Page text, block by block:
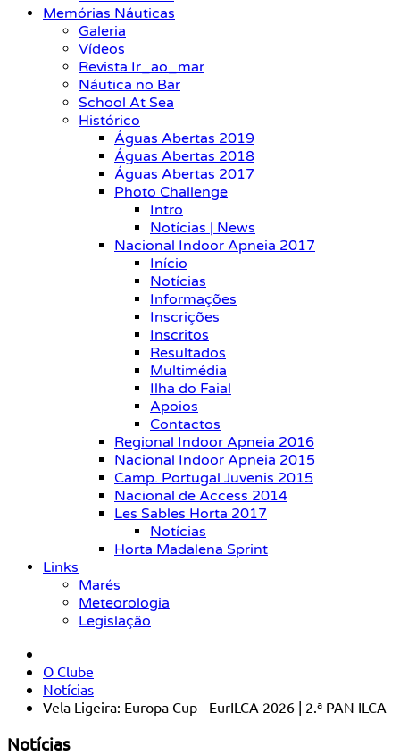
Memórias Náuticas
Galeria
Vídeos
Revista Ir_ao_mar
Náutica no Bar
School At Sea
Histórico
Águas Abertas 2019
Águas Abertas 2018
Águas Abertas 2017
Photo Challenge
Intro
Notícias | News
Nacional Indoor Apneia 2017
Início
Notícias
Informações
Inscrições
Inscritos
Resultados
Multimédia
Ilha do Faial
Apoios
Contactos
Regional Indoor Apneia 2016
Nacional Indoor Apneia 2015
Camp. Portugal Juvenis 2015
Nacional de Access 2014
Les Sables Horta 2017
Notícias
Horta Madalena Sprint
Links
Marés
Meteorologia
Legislação
O Clube
Notícias
Vela Ligeira: Europa Cup - EurILCA 2026 | 2.ª PAN ILCA
Notícias